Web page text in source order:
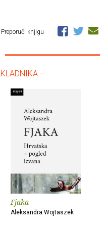
Preporuči knjigu
–
Fjaka
Aleksandra Wojtaszek